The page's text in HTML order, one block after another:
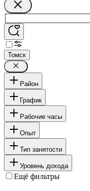
Томск
Район
График
Рабочие часы
Опыт
Тип занятости
Уровень дохода
Ещё фильтры